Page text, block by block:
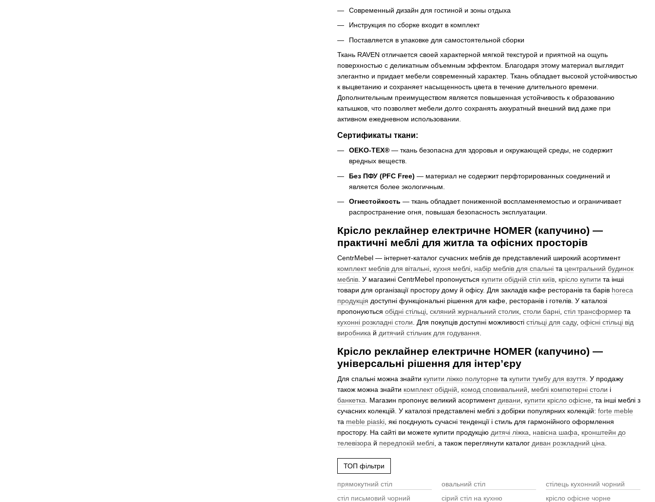
Современный дизайн для гостиной и зоны отдыха
Инструкция по сборке входит в комплект
Поставляется в упаковке для самостоятельной сборки
Ткань RAVEN отличается своей характерной мягкой текстурой и приятной на ощупь
поверхностью с деликатным объемным эффектом. Благодаря этому материал выглядит
элегантно и придает мебели современный характер. Ткань обладает высокой устойчивостью
к выцветанию и сохраняет насыщенность цвета в течение длительного времени.
Дополнительным преимуществом является повышенная устойчивость к образованию
катышков, что позволяет мебели долго сохранять аккуратный внешний вид даже при
активном ежедневном использовании.
Сертификаты ткани:
OEKO-TEX® — ткань безопасна для здоровья и окружающей среды, не содержит
вредных веществ.
Без ПФУ (PFC Free) — материал не содержит перфторированных соединений и
является более экологичным.
Огнестойкость — ткань обладает пониженной воспламеняемостью и ограничивает
распространение огня, повышая безопасность эксплуатации.
Крісло реклайнер електричне HOMER (капучино) —
практичні меблі для житла та офісних просторів
CentrMebel — інтернет-каталог сучасних меблів де представлений широкий асортимент
комплект меблів для вітальні кухня меблі набір меблів для спальні та центральний будинок
меблів . У магазині CentrMebel пропонується купити обідній стіл київ крісло купити та інші
товари для організації простору дому й офісу. Для закладів кафе ресторанів та барів horeca
продукція доступні функціональні рішення для кафе, ресторанів і готелів. У каталозі
пропонуються обідні стільці скляний журнальний столик столи барні стіл трансформер та
кухонні розкладні столи . Для покупців доступні можливості стільці для саду, офісні стільці від
виробника й дитячий стільчик для годування
Крісло реклайнер електричне HOMER (капучино) —
універсальні рішення для інтер’єру
Для спальні можна знайти купити ліжко полуторне та купити тумбу для взуття . У продажу
також можна знайти комплект обідній комод сповивальний меблі компютерні столи і
банкетка . Магазин пропонує великий асортимент дивани купити крісло офісне , та інші меблі з
сучасних колекцій. У каталозі представлені меблі з добірки популярних колекцій: forte meble
та meble piaski , які поєднують сучасні тенденції і стиль для гармонійного оформлення
простору. На сайті ви можете купити продукцію дитячі ліжка навісна шафа
кронштейн до
телевізора й передпокій меблі , а також переглянути каталог диван розкладний ціна
ТОП фільтри
прямокутний стіл овальний стіл
стілець кухонний чорний
стіл письмовий чорний
сірий стіл на кухню крісло офісне чорне